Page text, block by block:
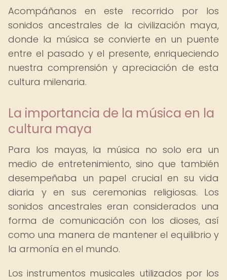
Acompáñanos en este recorrido por los
sonidos ancestrales de la civilización maya,
donde la música se convierte en un puente
entre el pasado y el presente, enriqueciendo
nuestra comprensión y apreciación de esta
cultura milenaria.
La importancia de la música en la
cultura maya
Para los mayas, la música no solo era un
medio de entretenimiento, sino que también
desempeñaba un papel crucial en su vida
diaria y en sus ceremonias religiosas. Los
sonidos ancestrales eran considerados una
forma de comunicación con los dioses, así
como una manera de mantener el equilibrio y
la armonía en el mundo.
Los instrumentos musicales utilizados por los